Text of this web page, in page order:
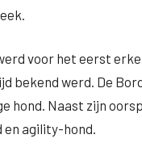
voor het eerst
bekend werd. De
hond. Naast zijn
en agility-hond.